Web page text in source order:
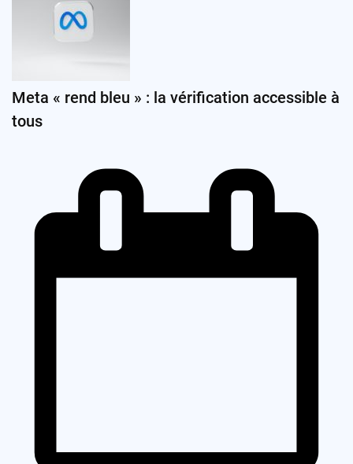
Meta « rend bleu » : la vérification accessible à
tous